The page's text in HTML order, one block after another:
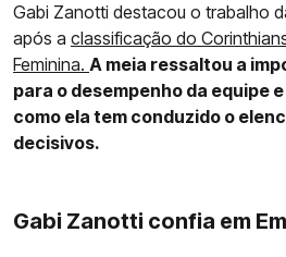
Gabi Zanotti destacou o trabalho
após a classificação do
Feminina. A meia ressaltou a
para o desempenho da equipe
como ela tem conduzido o
decisivos.
Gabi Zanotti confia em